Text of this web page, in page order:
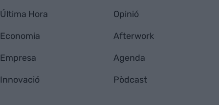
Última Hora
Economia
Empresa
Innovació
Opinió
Afterwork
Agenda
Pòdcast